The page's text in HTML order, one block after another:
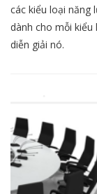
các kiểu loại năng
dành cho mỗi kiểu
diễn giải nó.